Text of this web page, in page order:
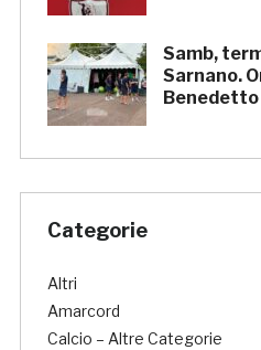
Samb,
Sarnano.
Benedetto
Categorie
Altri
Amarcord
Calcio – Altre Categorie